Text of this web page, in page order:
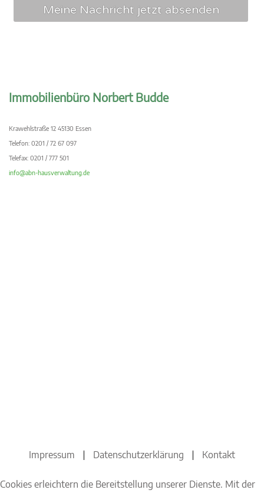
Immobilienbüro Norbert Budde
Krawehlstraße 12 45130 Essen
Telefon: 0201 / 72 67 097
Telefax: 0201 / 777 501
info@abn-hausverwaltung.de
Impressum Datenschutzerklärung Kontakt
Cookies erleichtern die Bereitstellung unserer Dienste. Mit der